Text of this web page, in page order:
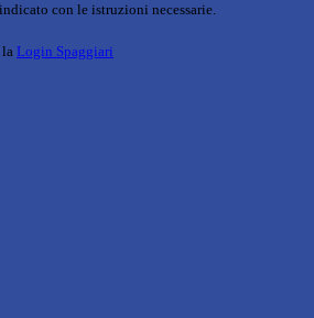
con le istruzioni necessarie.
la Login Spaggiari